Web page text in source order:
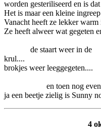
worden gesteriliseerd en is
Het is maar een kleine
Vanacht heeft ze lekker
Ze heeft alweer wat gegeten
de staart weer in de
krul....
brokjes weer leeggegeten....
en toen nog even
ja een beetje zielig is
4